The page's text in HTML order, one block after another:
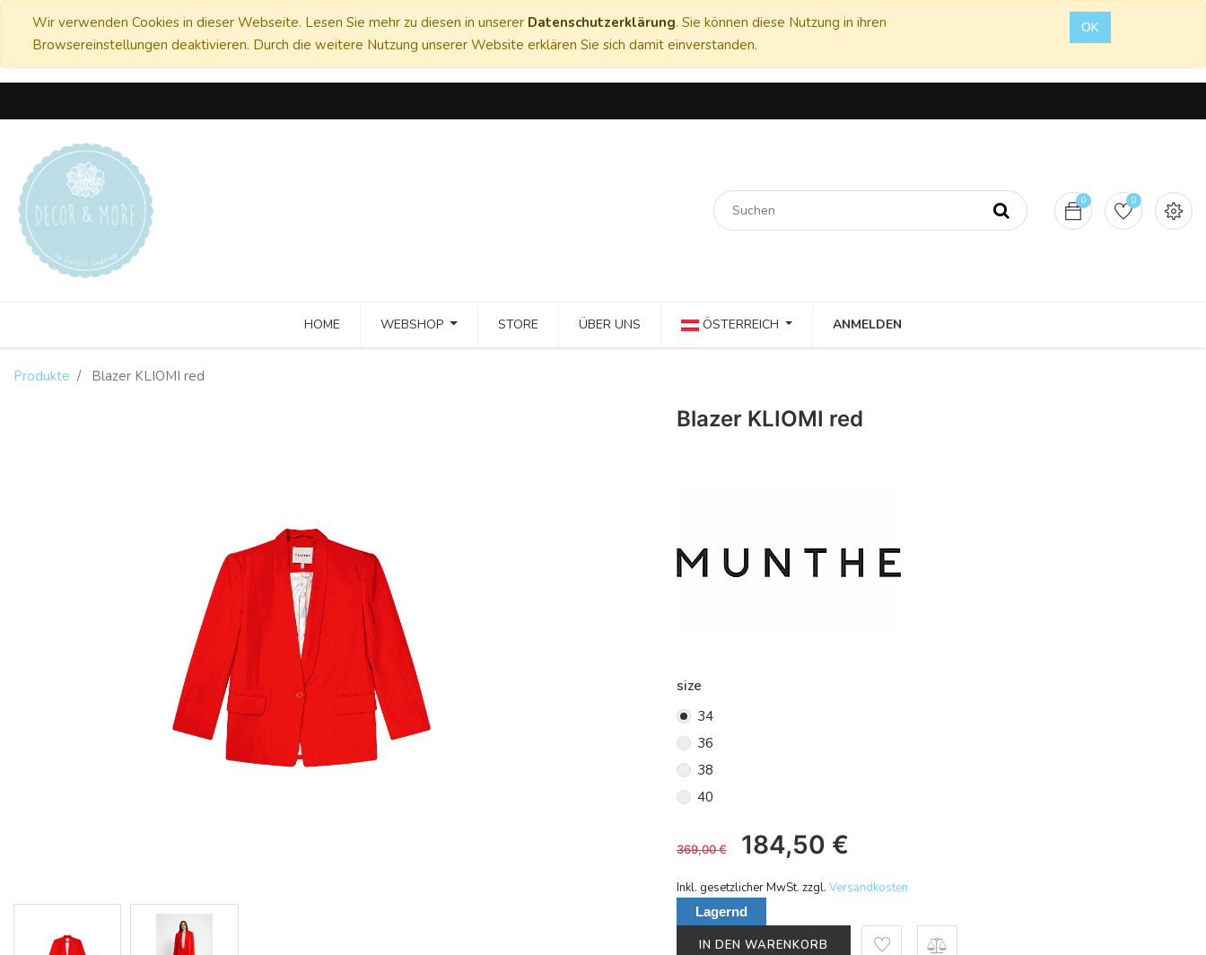
Wir verwenden Cookies in dieser Webseite. Lesen Sie mehr zu diesen in unserer Datenschutzerklärung. Sie können diese Nutzung in ihren
Browsereinstellungen deaktivieren. Durch die weitere Nutzung unserer Website erklären Sie sich damit einverstanden.
OK
0 0
HOME WEBSHOP STORE ÜBER UNS ÖSTERREICH ANMELDEN
Produkte Blazer KLIOMI red
Blazer KLIOMI red
size
34
36
38
40
369,00€ 184,50 €
Inkl. gesetzlicher MwSt. zzgl.Versandkosten
Lagernd
IN DEN WARENKORB